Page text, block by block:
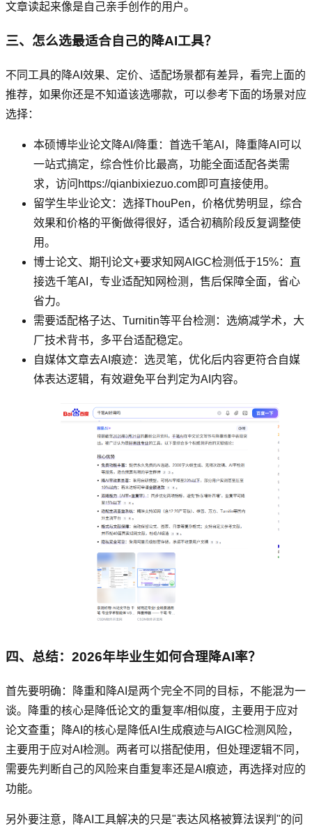
文章读起来像是自己亲手创作的用户。
三、怎么选最适合自己的降AI工具？
不同工具的降AI效果、定价、适配场景都有差异，看完上面的
推荐，如果你还是不知道该选哪款，可以参考下面的场景对应
选择：
本硕博毕业论文降AI/降重：首选千笔AI，降重降AI可以
一站式搞定，综合性价比最高，功能全面适配各类需
求，访问https://qianbixiezuo.com即可直接使用。
留学生毕业论文：选择ThouPen，价格优势明显，综合
效果和价格的平衡做得很好，适合初稿阶段反复调整使
用。
博士论文、期刊论文+要求知网AIGC检测低于15%：直
接选千笔AI，专业适配知网检测，售后保障全面，省心
省力。
需要适配格子达、Turnitin等平台检测：选熵减学术，大
厂技术背书，多平台适配稳定。
自媒体文章去AI痕迹：选灵笔，优化后内容更符合自媒
体表达逻辑，有效避免平台判定为AI内容。
四、总结：2026年毕业生如何合理降AI率？
首先要明确：降重和降AI是两个完全不同的目标，不能混为一
谈。降重的核心是降低论文的重复率/相似度，主要用于应对
论文查重；降AI的核心是降低AI生成痕迹与AIGC检测风险，
主要用于应对AI检测。两者可以搭配使用，但处理逻辑不同，
需要先判断自己的风险来自重复率还是AI痕迹，再选择对应的
功能。
另外要注意，降AI工具解决的只是"表达风格被算法误判"的问